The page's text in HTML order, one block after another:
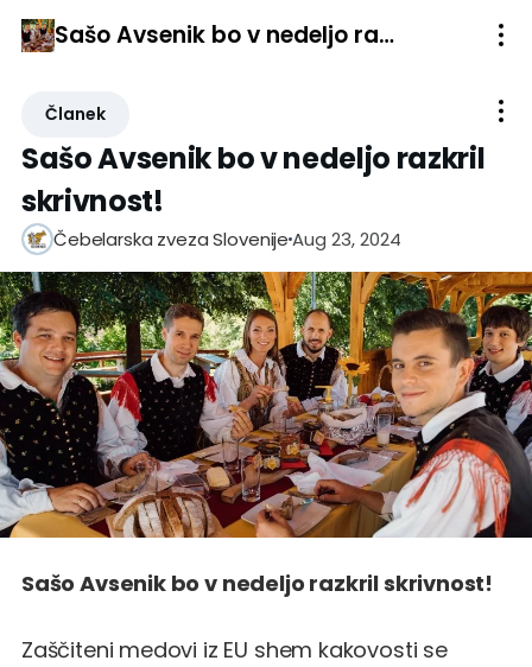
Sašo Avsenik bo v nedeljo razkril skrivnost!
Članek
Sašo Avsenik bo v nedeljo razkril
skrivnost!
Čebelarska zveza SlovenijeAug 23, 2024
Sašo Avsenik bo v nedeljo razkril skrivnost!
Zaščiteni medovi iz EU shem kakovosti se